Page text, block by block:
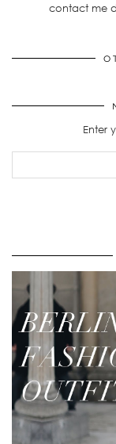
contact me
Enter